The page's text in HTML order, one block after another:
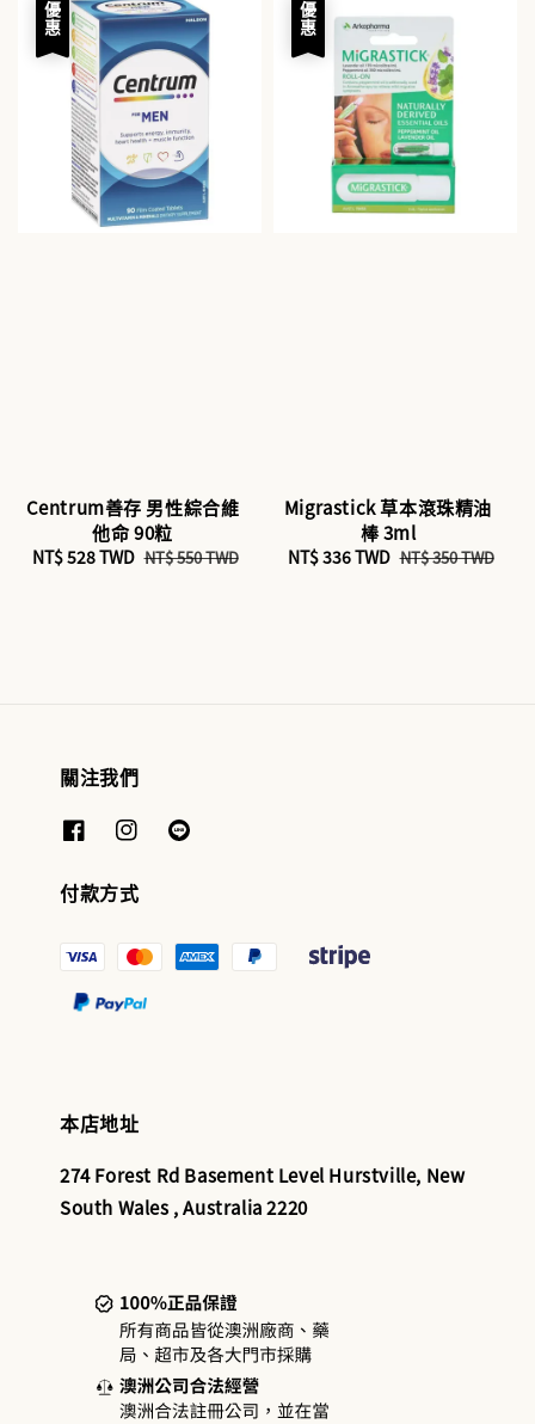
優惠
Centrum善存 男性綜合維
他命 90粒
Sale
NT$ 528 TWD Regular
NT$ 550 TWD
優惠
Migrastick 草本滾珠精油
棒 3ml
Sale
NT$ 336 TWD Regular
NT$ 350 TWD
關注我們
付款方式
本店地址
274 Forest Rd Basement Level Hurstville, New
South Wales , Australia 2220